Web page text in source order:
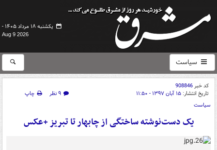
یکشنبه ۱۸ مرداد ۱۴۰۵ -
Aug 9 2026
سیاست
کد خبر908846
تاریخ انتشار: ۱۵ آبان ۱۳۹۷ - ۱۱:۵۰ ۹ نظر
چاپ
سیاست
یک دست‌نوشته ساختگی از چابهار تا تبریز +عکس